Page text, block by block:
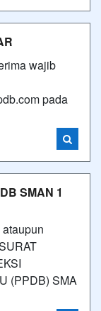
wajib
pada
SMAN 1
(PPDB) SMA